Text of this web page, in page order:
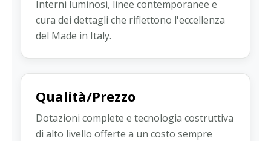
Interni luminosi, linee contemporanee e
cura dei dettagli che riflettono l'eccellenza
del Made in Italy.
Qualità/Prezzo
Dotazioni complete e tecnologia costruttiva
di alto livello offerte a un costo sempre